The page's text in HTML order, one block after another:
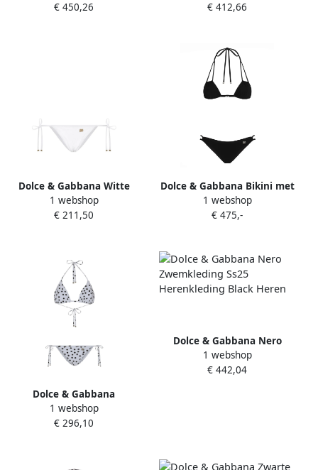
Black Dames
€ 450,26
€ 412,66
Dolce & Gabbana Witte
Strandkleding met
Goudkleurig Logo White
1 webshop
€ 211,50
Dolce & Gabbana Bikini met
DG-logo Zwart
1 webshop
€ 475,-
Dolce & Gabbana
Driehoekige Bikini van
Polyamide White Dames
1 webshop
€ 296,10
Dolce & Gabbana Nero
Zwemkleding Ss25
Herenkleding Black Heren
1 webshop
€ 442,04